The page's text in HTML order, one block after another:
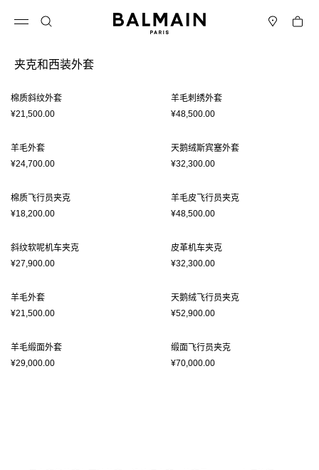
购物车
夹克和西装外套
棉质斜纹外套
¥21,500.00
羊毛刺绣外套
¥48,500.00
羊毛外套
¥24,700.00
天鹅绒斯宾塞外套
¥32,300.00
棉质飞行员夹克
¥18,200.00
羊毛皮飞行员夹克
¥48,500.00
斜纹软呢机车夹克
¥27,900.00
皮革机车夹克
¥32,300.00
羊毛外套
¥21,500.00
天鹅绒飞行员夹克
¥52,900.00
羊毛缎面外套
¥29,000.00
缎面飞行员夹克
¥70,000.00